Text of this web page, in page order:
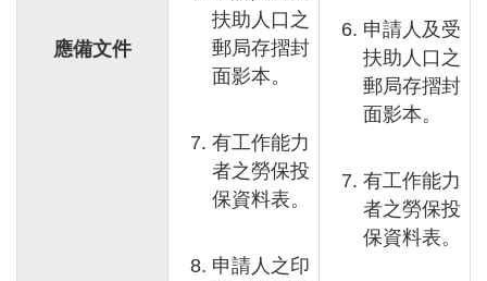
應備文件
扶助人口之
郵局存摺封
面影本。
有工作能力
者之勞保投
保資料表。
申請人之印
申請人及受
扶助人口之
郵局存摺封
面影本。
有工作能力
者之勞保投
保資料表。